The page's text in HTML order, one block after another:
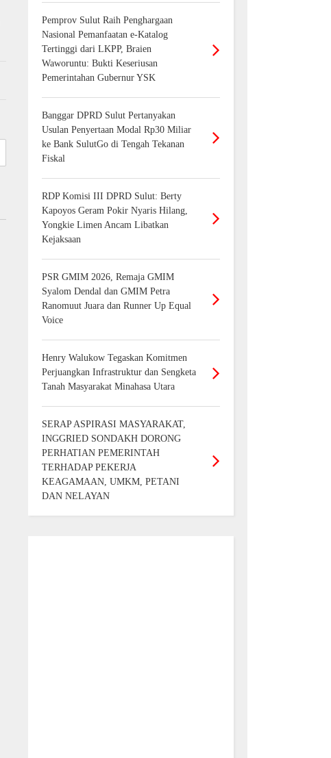
Pemprov Sulut Raih Penghargaan
Nasional Pemanfaatan e-Katalog
Tertinggi dari LKPP, Braien
Waworuntu: Bukti Keseriusan
Pemerintahan Gubernur YSK
Banggar DPRD Sulut Pertanyakan
Usulan Penyertaan Modal Rp30 Miliar
ke Bank SulutGo di Tengah Tekanan
Fiskal
RDP Komisi III DPRD Sulut: Berty
Kapoyos Geram Pokir Nyaris Hilang,
Yongkie Limen Ancam Libatkan
Kejaksaan
PSR GMIM 2026, Remaja GMIM
Syalom Dendal dan GMIM Petra
Ranomuut Juara dan Runner Up Equal
Voice
Henry Walukow Tegaskan Komitmen
Perjuangkan Infrastruktur dan Sengketa
Tanah Masyarakat Minahasa Utara
SERAP ASPIRASI MASYARAKAT,
INGGRIED SONDAKH DORONG
PERHATIAN PEMERINTAH
TERHADAP PEKERJA
KEAGAMAAN, UMKM, PETANI
DAN NELAYAN